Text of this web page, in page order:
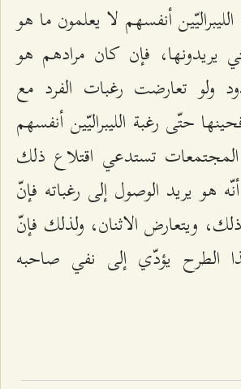
أنفسهم لا يعلمون ما هو
يريدونها، فإن كان مرادهم هو
ولو تعارضت رغبات الفرد مع
حتّى رغبة الليبراليّين أنفسهم
تستدعي اقتلاع ذلك
هو يريد الوصول إلى رغباته فإنّ
ويتعارض الاثنان، ولذلك فإنّ
الطرح يؤدّي إلى نفي صاحبه